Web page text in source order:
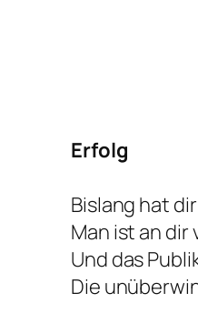
Erfolg
Bislang hat
Man ist an
Und das
Die